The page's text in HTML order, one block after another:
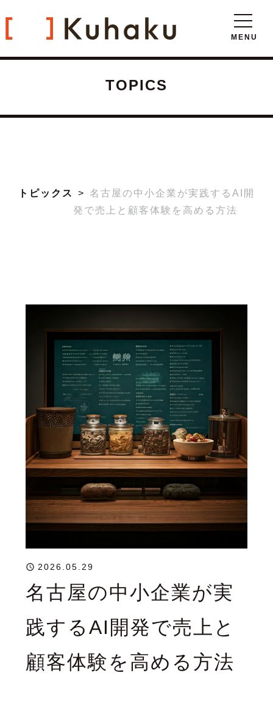
TOPICS
トピックス
名古屋の中小企業が実践するAI開
発で売上と顧客体験を高める方法
2026.05.29
名古屋の中小企業が実
践するAI開発で売上と
顧客体験を高める方法